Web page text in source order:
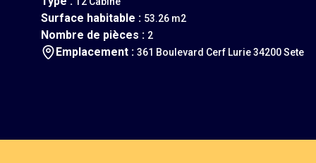
Surface habitable : 53.26 m2
Nombre de pièces : 2
Emplacement : 361 Boulevard Cerf Lurie 34200 Sete